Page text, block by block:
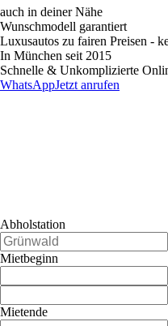
auch in deiner Nähe
Wunschmodell garantiert
Luxusautos zu fairen Preisen -
In München seit 2015
Schnelle & Unkomplizierte
WhatsAppJetzt anrufen
Abholstation
Mietbeginn
Mietende